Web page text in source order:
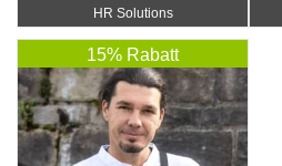
HR Solutions
15% Rabatt